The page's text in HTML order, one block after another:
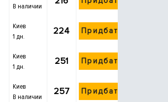
В наличии
Киев
1 дн.
224 Придбати
Киев
1 дн.
251 Придбати
Киев
В наличии
257 Придбати